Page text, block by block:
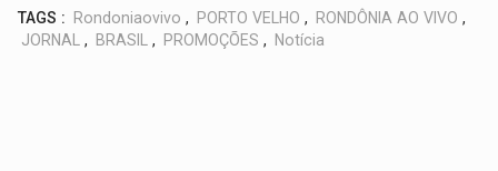
TAGS : Rondoniaovivo , PORTO VELHO , RONDÔNIA AO VIVO ,
JORNAL , BRASIL , PROMOÇÕES , Notícia